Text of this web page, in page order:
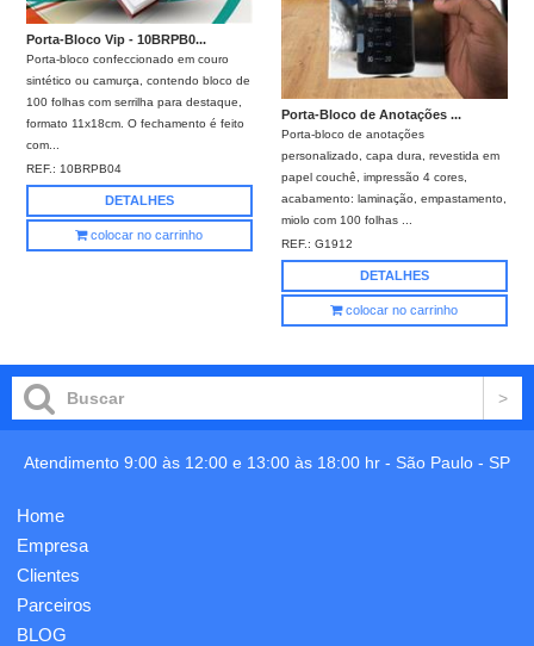
Porta-Bloco Vip - 10BRPB0...
Porta-bloco confeccionado em couro
sintético ou camurça, contendo bloco de
100 folhas com serrilha para destaque,
formato 11x18cm. O fechamento é feito
com...
REF.: 10BRPB04
DETALHES
colocar no carrinho
Porta-Bloco de Anotações ...
Porta-bloco de anotações
personalizado, capa dura, revestida em
papel couchê, impressão 4 cores,
acabamento: laminação, empastamento,
miolo com 100 folhas ...
REF.:G1912
DETALHES
colocar no carrinho
Atendimento 9:00 às 12:00 e 13:00 às 18:00 hr - São Paulo - SP
Home
Empresa
Clientes
Parceiros
BLOG